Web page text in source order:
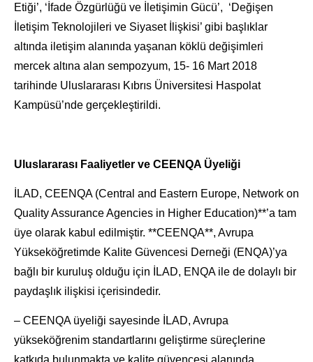
Etiği’, ‘İfade Özgürlüğü ve İletişimin Gücü’, ‘Değişen
İletişim Teknolojileri ve Siyaset İlişkisi’ gibi başlıklar
altında iletişim alanında yaşanan köklü değişimleri
mercek altına alan sempozyum, 15- 16 Mart 2018
tarihinde Uluslararası Kıbrıs Üniversitesi Haspolat
Kampüsü’nde gerçekleştirildi.
Uluslararası Faaliyetler ve CEENQA Üyeliği
İLAD, CEENQA (Central and Eastern Europe, Network on
Quality Assurance Agencies in Higher Education)**’a tam
üye olarak kabul edilmiştir. **CEENQA**, Avrupa
Yükseköğretimde Kalite Güvencesi Derneği (ENQA)’ya
bağlı bir kuruluş olduğu için İLAD, ENQA ile de dolaylı bir
paydaşlık ilişkisi içerisindedir.
– CEENQA üyeliği sayesinde İLAD, Avrupa
yükseköğrenim standartlarını geliştirme süreçlerine